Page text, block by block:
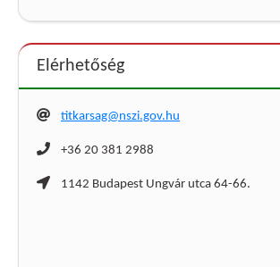
Elérhetőség
titkarsag@nszi.gov.hu
+36 20 381 2988
1142 Budapest Ungvár utca 64-66.